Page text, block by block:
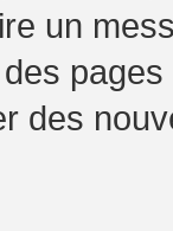
un
des